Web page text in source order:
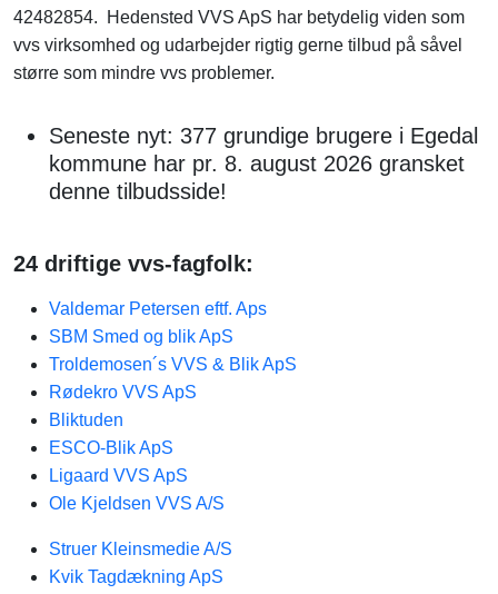
42482854. Hedensted VVS ApS har betydelig viden som
vvs virksomhed og udarbejder rigtig gerne tilbud på såvel
større som mindre vvs problemer.
Seneste nyt: 377 grundige brugere i Egedal
kommune har pr. 8. august 2026 gransket
denne tilbudsside!
24 driftige vvs-fagfolk:
Valdemar Petersen eftf. Aps
SBM Smed og blik ApS
Troldemosen´s VVS & Blik ApS
Rødekro VVS ApS
Bliktuden
ESCO-Blik ApS
Ligaard VVS ApS
Ole Kjeldsen VVS A/S
Struer Kleinsmedie A/S
Kvik Tagdækning ApS